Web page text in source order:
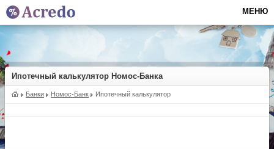
Ипотечный калькулятор Номос-Банка
Банки Номос-Банк Ипотечный калькулятор
МЕНЮ